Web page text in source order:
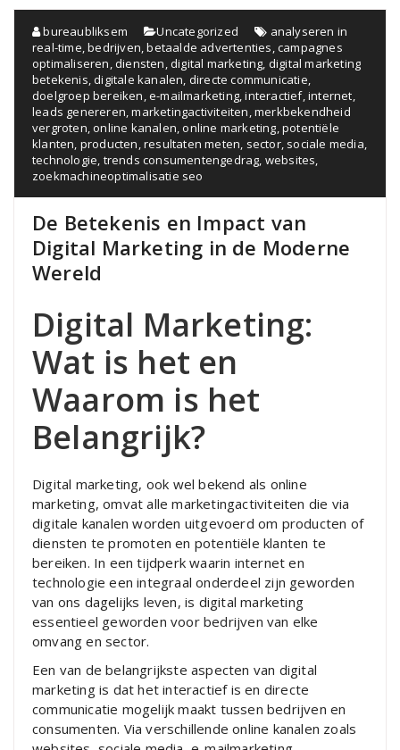
bureaubliksem Uncategorized
analyseren in
real-time,bedrijven,betaalde advertenties,campagnes
optimaliseren,diensten,digital marketing, digital marketing
betekenis,digitale kanalen, directe communicatie,
doelgroep bereiken,e-mailmarketing,interactief,internet,
leads genereren,marketingactiviteiten,merkbekendheid
vergroten,online kanalen,online marketing,potentiële
klanten, producten,resultaten meten, sector, sociale media,
technologie, trends consumentengedrag, websites,
zoekmachineoptimalisatie seo
De Betekenis en Impact van
Digital Marketing in de Moderne
Wereld
Digital Marketing:
Wat is het en
Waarom is het
Belangrijk?
Digital marketing, ook wel bekend als online
marketing, omvat alle marketingactiviteiten die via
digitale kanalen worden uitgevoerd om producten of
diensten te promoten en potentiële klanten te
bereiken. In een tijdperk waarin internet en
technologie een integraal onderdeel zijn geworden
van ons dagelijks leven, is digital marketing
essentieel geworden voor bedrijven van elke
omvang en sector.
Een van de belangrijkste aspecten van digital
marketing is dat het interactief is en directe
communicatie mogelijk maakt tussen bedrijven en
consumenten. Via verschillende online kanalen zoals